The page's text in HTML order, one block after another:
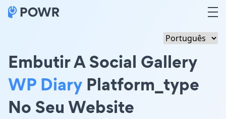
Embutir A Social Gallery
WP Diary Platform_type
No Seu Website